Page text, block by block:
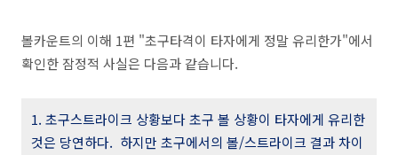
볼카운트의 이해 1편 "초구타격이 타자에게 정말 유리한가"에서
확인한 잠정적 사실은 다음과 같습니다.
1. 초구스트라이크 상황보다 초구 볼 상황이 타자에게 유리한
것은 당연하다. 하지만 초구에서의 볼/스트라이크 결과 차이